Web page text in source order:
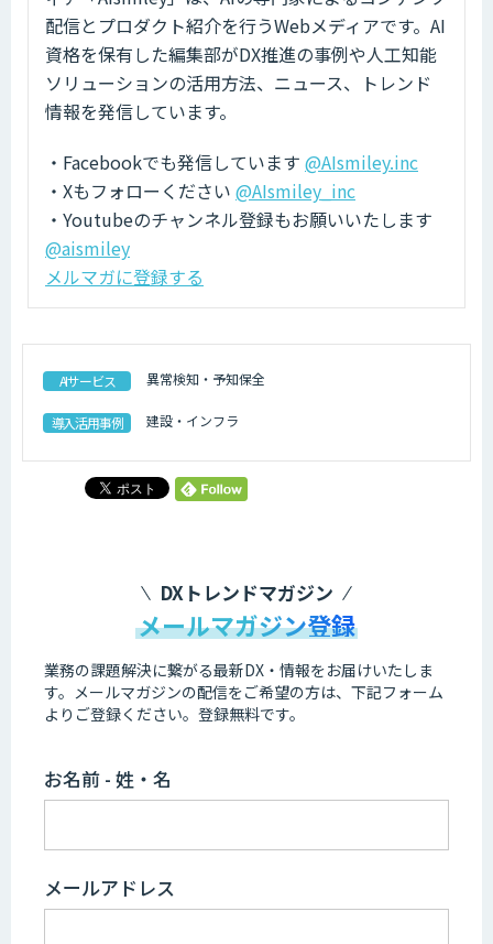
配信とプロダクト紹介を行うWebメディアです。AI
資格を保有した編集部がDX推進の事例や人工知能
ソリューションの活用方法、ニュース、トレンド
情報を発信しています。
・Facebookでも発信しています @AIsmiley.inc
・Xもフォローください @AIsmiley_inc
・Youtubeのチャンネル登録もお願いいたします
@aismiley
メルマガに登録する
AIサービス 異常検知・予知保全
導入活用事例 建設・インフラ
DXトレンドマガジン
メールマガジン登録
業務の課題解決に繋がる最新DX・情報をお届けいたしま
す。 メールマガジンの配信をご希望の方は、下記フォーム
よりご登録ください。登録無料です。
お名前 - 姓・名
メールアドレス